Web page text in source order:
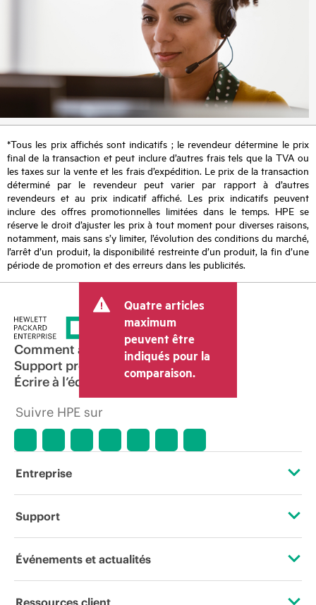
*Tous les prix affichés sont indicatifs ; le revendeur détermine le prix
final de la transaction et peut inclure d’autres frais tels que la TVA ou
les taxes sur la vente et les frais d’expédition. Le prix de la transaction
déterminé par le revendeur peut varier par rapport à d’autres
revendeurs et au prix indicatif affiché. Les prix indicatifs peuvent
inclure des offres promotionnelles limitées dans le temps. HPE se
réserve le droit d’ajuster les prix à tout moment pour diverses raisons,
notamment, mais sans s’y limiter, l’évolution des conditions du marché,
l’arrêt d’un produit, la disponibilité restreinte d’un produit, la fin d’une
période de promotion et des erreurs dans les publicités.
Quatre articles
maximum
peuvent être
indiqués pour la
comparaison.
Comment acheter
Support produit
Écrire à l’équipe commerciale
Suivre HPE sur
Entreprise
À propos de HPE
Support
Services d’assistance opérationnelle (OSS)
Événements et actualités
Événements